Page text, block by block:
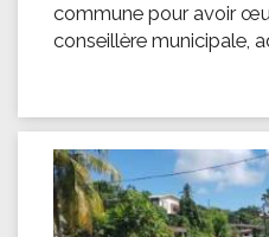
commune pour avoir
conseillère municipale,